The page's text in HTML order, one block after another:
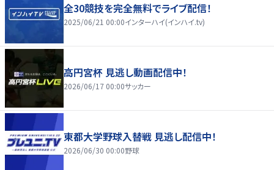
全30競技を完全無料でライブ配信！
2025/06/21 00:00インターハイ(インハイ.tv)
高円宮杯 見逃し動画配信中！
2026/06/17 00:00サッカー
東都大学野球入替戦 見逃し配信中！
2026/06/30 00:00野球